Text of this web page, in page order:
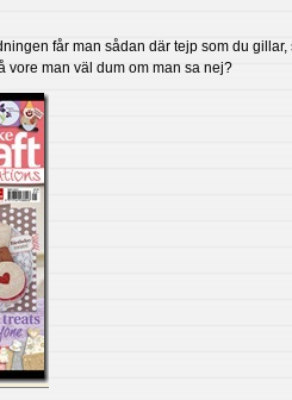
får man sådan där tejp som du gillar,
vore man väl dum om man sa nej?